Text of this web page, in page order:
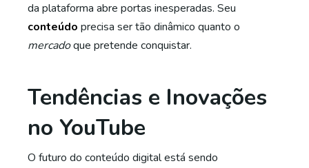
da plataforma abre portas inesperadas. Seu
conteúdo precisa ser tão dinâmico quanto o
mercadoque pretende conquistar.
Tendências e Inovações
no YouTube
O futuro do conteúdo digital está sendo